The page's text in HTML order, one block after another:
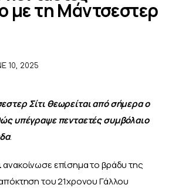
με τη Μάντσεστερ
10, 2025
Σίτι θεωρείται από σήμερα ο
υπέγραψε πενταετές συμβόλαιο
.
ανακοίνωσε επίσημα το βράδυ της
του 21χρονου Γάλλου